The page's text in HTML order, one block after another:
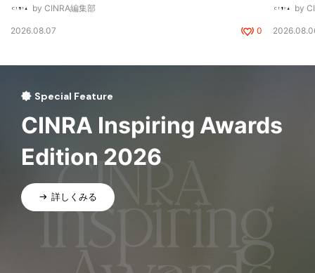
by CINRA編集部
2026.08.07 0
by
Special Feature
CINRA Inspiring Awards
Edition 2026
詳しくみる